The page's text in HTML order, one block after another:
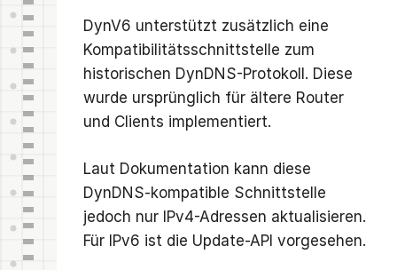
DynV6 unterstützt zusätzlich eine
Kompatibilitätsschnittstelle zum
historischen DynDNS-Protokoll. Diese
wurde ursprünglich für ältere Router
und Clients implementiert.
Laut Dokumentation kann diese
DynDNS-kompatible Schnittstelle
jedoch nur IPv4-Adressen aktualisieren.
Für IPv6 ist die Update-API vorgesehen.